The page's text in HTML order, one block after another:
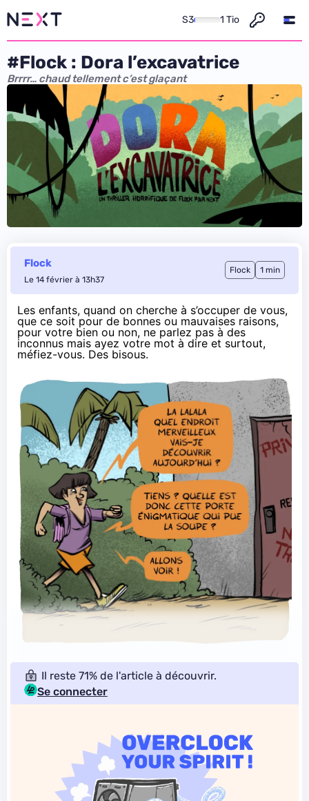
S3 1 Tio
#Flock : Dora l’excavatrice
Brrrr… chaud tellement c’est glaçant
Flock
Le 14 février à 13h37
Flock 1 min
Les enfants, quand on cherche à s’occuper de vous,
que ce soit pour de bonnes ou mauvaises raisons,
pour votre bien ou non, ne parlez pas à des
inconnus mais ayez votre mot à dire et surtout,
méfiez-vous. Des bisous.
Il reste 71% de l'article à découvrir.
Se connecter